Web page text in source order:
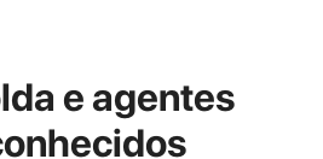
e agentes